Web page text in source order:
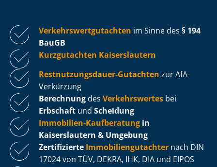
Ver­kehrs­wert­gut­ach­ten im Sinne des § 194
BauGB
Kurzgutachten Kaiserslautern
Rest­nut­zungs­dau­er-Gutachten zur AfA-
Verkürzung
Berechnung des Verkehrswertes bei
Erbschaft und Scheidung
Immobilien-Kaufberatung in
Kaiserslautern & Umgebung
Zertifizierte Im­mo­bi­li­en­gut­ach­ter nach DIN
17024 von TÜV, DEKRA, IHK, DIA und EIPOS